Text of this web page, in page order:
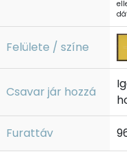
Felülete / színe
Csavar jár hozzá
Furattáv